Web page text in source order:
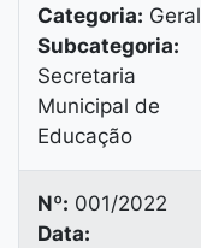
Categoria: Geral
Subcategoria:
Secretaria
Municipal de
Educação
Nº: 001/2022
Data: